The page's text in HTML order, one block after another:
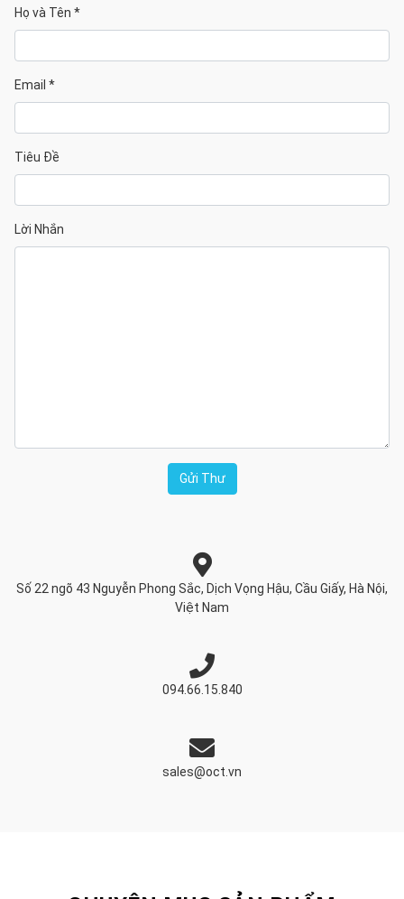
Họ và Tên *
Email *
Tiêu Đề
Lời Nhắn
Số 22 ngõ 43 Nguyễn Phong Sắc, Dịch Vọng Hậu, Cầu Giấy, Hà Nội,
Việt Nam
094.66.15.840
sales@oct.vn